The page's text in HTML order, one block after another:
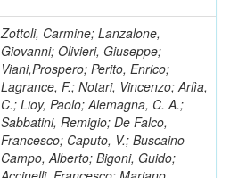
Zottoli, Carmine; Lanzalone,
Giovanni; Olivieri, Giuseppe;
Viani,Prospero; Perito, Enrico;
Lagrance, F.; Notari, Vincenzo; Arlìa,
C.; Lioy, Paolo; Alemagna, C. A.;
Sabbatini, Remigio; De Falco,
Francesco; Caputo, V.; Buscaino
Campo, Alberto; Bigoni, Guido;